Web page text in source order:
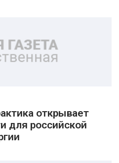
открывает
для российской